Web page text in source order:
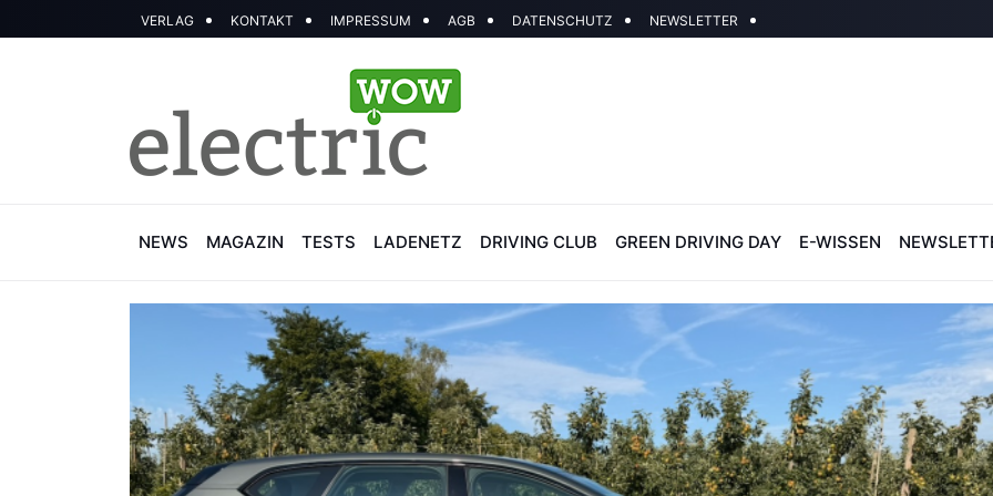
VERLAG KONTAKT IMPRESSUM AGB DATENSCHUTZ NEWSLETTER
NEWS MAGAZIN TESTS LADENETZ DRIVING CLUB GREEN DRIVING DAY E-WISSEN